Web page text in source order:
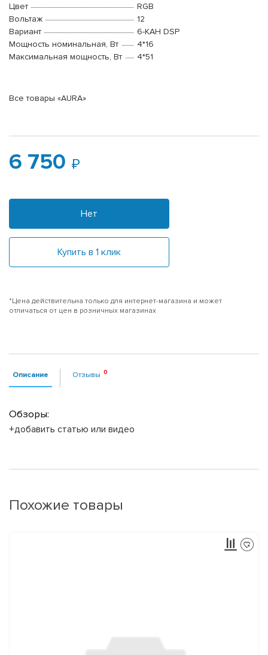
Цвет
RGB
Вольтаж
12
Вариант
6-КАН DSP
Мощность номинальная, Вт
4*16
Максимальная мощность, Вт
4*51
Все товары «AURA»
6 750
Нет
Купить в 1 клик
*Цена действительна только для интернет-магазина и может
отличаться от цен в розничных магазинах
Описание Отзывы
Обзоры:
+добавить статью или видео
Похожие товары